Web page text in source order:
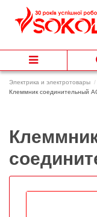
Электрика и электротовары
Клеммник соединительный